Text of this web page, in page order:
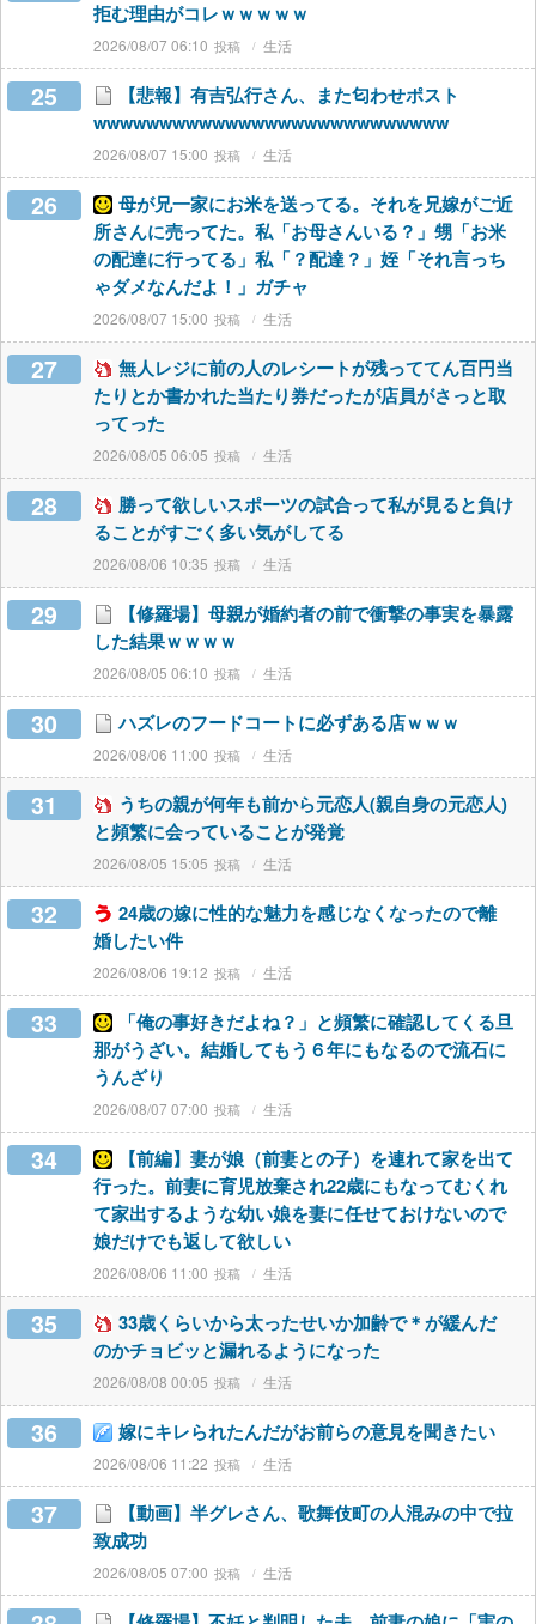
拒む理由がコレｗｗｗｗｗ
2026/08/07 06:10 生活
25
【悲報】有吉弘行さん、また匂わせポスト
wwwwwwwwwwwwwwwwwwwwwwwwwww
2026/08/07 15:00 生活
26
母が兄一家にお米を送ってる。それを兄嫁がご近
所さんに売ってた。私「お母さんいる？」甥「お米
の配達に行ってる」私「？配達？」姪「それ言っち
ゃダメなんだよ！」ガチャ
2026/08/07 15:00 生活
27
無人レジに前の人のレシートが残っててん百円当
たりとか書かれた当たり券だったが店員がさっと取
ってった
2026/08/05 06:05 生活
28
勝って欲しいスポーツの試合って私が見ると負け
ることがすごく多い気がしてる
2026/08/06 10:35 生活
29
【修羅場】母親が婚約者の前で衝撃の事実を暴露
した結果ｗｗｗｗ
2026/08/05 06:10 生活
30 ハズレのフードコートに必ずある店ｗｗｗ
2026/08/06 11:00 生活
31
うちの親が何年も前から元恋人(親自身の元恋人)
と頻繁に会っていることが発覚
2026/08/05 15:05 生活
32
24歳の嫁に性的な魅力を感じなくなったので離
婚したい件
2026/08/06 19:12 生活
33
「俺の事好きだよね？」と頻繁に確認してくる旦
那がうざい。結婚してもう６年にもなるので流石に
うんざり
2026/08/07 07:00 生活
34
【前編】妻が娘（前妻との子）を連れて家を出て
行った。前妻に育児放棄され22歳にもなってむくれ
て家出するような幼い娘を妻に任せておけないので
娘だけでも返して欲しい
2026/08/06 11:00 生活
35
33歳くらいから太ったせいか加齢で＊が緩んだ
のかチョビッと漏れるようになった
2026/08/08 00:05 生活
36 嫁にキレられたんだがお前らの意見を聞きたい
2026/08/06 11:22 生活
37
【動画】半グレさん、歌舞伎町の人混みの中で拉
致成功
2026/08/05 07:00 生活